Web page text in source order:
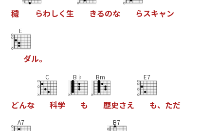
穢 らわしく生 きるのな らスキャン
E
ダル。
どんな
C
科学
B♭
も
Bm
歴史さえ
E7
も、 ただ
A7 B7